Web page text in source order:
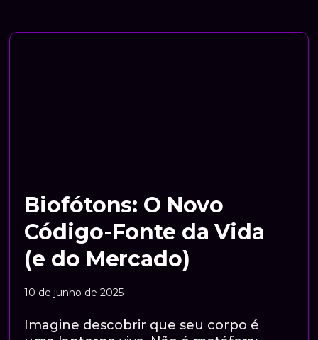
Biofótons: O Novo
Código-Fonte da Vida
(e do Mercado)
10 de junho de 2025
Imagine descobrir que seu corpo é